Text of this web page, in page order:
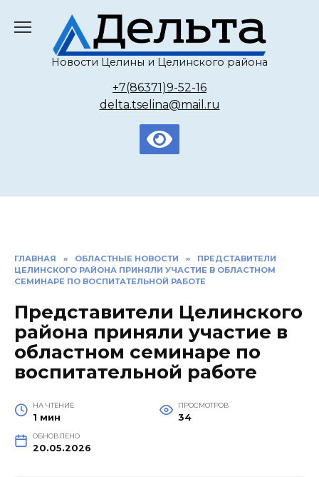
содержанию
Новости Целины и Целинского района
+7(86371)9-52-16
delta.tselina@mail.ru
ГЛАВНАЯ » ОБЛАСТНЫЕ НОВОСТИ »
ПРЕДСТАВИТЕЛИ
ЦЕЛИНСКОГО РАЙОНА ПРИНЯЛИ УЧАСТИЕ В ОБЛАСТНОМ
СЕМИНАРЕ ПО ВОСПИТАТЕЛЬНОЙ РАБОТЕ
Представители Целинского
района приняли участие в
областном семинаре по
воспитательной работе
НА ЧТЕНИЕ
1 мин
ПРОСМОТРОВ
34
ОБНОВЛЕНО
20.05.2026